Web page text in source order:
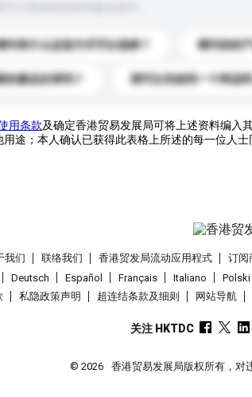
问有什么运送方式可以选择？ 请问你的
的產品目录吗？ 我可以先收到一个样品吗
用条款及确定香港贸易发展局可将上述资料编入
途；本人确认已获得此表格上所述的每一位人
我们 联络我们 香港贸发局流动应用程式 订阅
Deutsch Español Français Italiano Polski
私隐政策声明 超连结条款及细则 网站导航
关注 HKTDC
© 2026 香港贸易发展局版权所有，对